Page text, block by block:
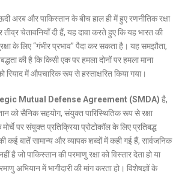
अरब और पाकिस्तान के बीच हाल ही में हुए रणनीतिक रक्षा
चेतावनियाँ दी हैं, यह दावा करते हुए कि यह भारत की
के लिए “गंभीर प्रभाव” पैदा कर सकता है। यह समझौता,
की है कि किसी एक पर हमला दोनों पर हमला माना
में औपचारिक रूप से हस्ताक्षरित किया गया।
Mutual Defense Agreement (SMDA) है,
को सैनिक सहयोग, संयुक्त पारिस्थितिक रूप से रक्षा
पर संयुक्त प्रतिक्रिया प्रोटोकॉल के लिए प्रतिबद्ध
कई बातें सामान्य और व्यापक शब्दों में कही गई हैं, सार्वजनिक
है जो पाकिस्तान की परमाणु रक्षा को विस्तार देता हो या
अभियान में भागीदारी की मांग करता हो। विशेषज्ञों के